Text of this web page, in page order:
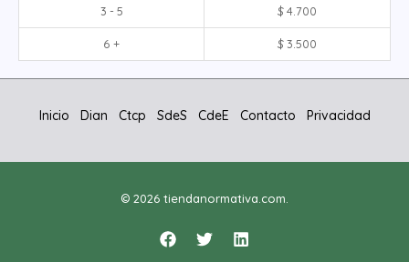
3 - 5 $4.700
6 + $3.500
Inicio Dian Ctcp SdeS CdeE Contacto Privacidad
© 2026 tiendanormativa.com.